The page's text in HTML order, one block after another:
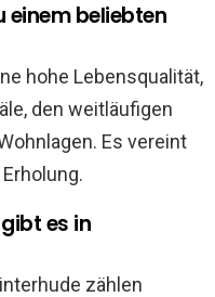
einem beliebten
hohe Lebensqualität,
den weitläufigen
Es vereint
es in
zählen